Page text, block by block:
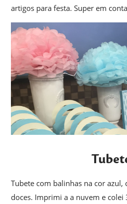
artigos para festa. Super em
Tubete com balinhas na cor
doces. Imprimi a a nuvem e colei